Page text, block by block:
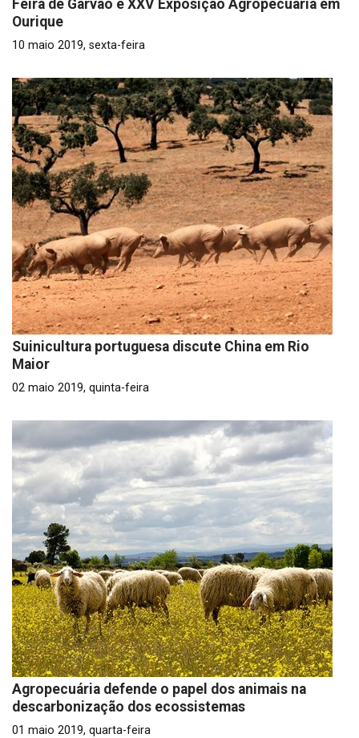
Feira de Garvão e XXV Exposição Agropecuária em
Ourique
10 maio 2019, sexta-feira
Suinicultura portuguesa discute China em Rio
Maior
02 maio 2019, quinta-feira
Agropecuária defende o papel dos animais na
descarbonização dos ecossistemas
01 maio 2019, quarta-feira